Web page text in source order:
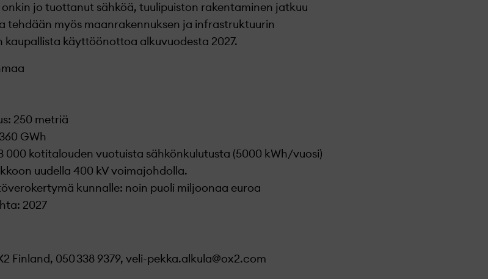
jo tuottanut sähköä, tuulipuiston rakentaminen jatkuu
tehdään myös maanrakennuksen ja infrastruktuurin
käyttöönottoa alkuvuodesta 2027.
250 metriä
GWh
000 kotitalouden vuotuista sähkönkulutusta (5000 kWh/vuosi)
uudella 400 kV voimajohdolla.
kunnalle: noin puoli miljoonaa euroa
2027
Finland, 050 338 9379, veli-pekka.alkula@ox2.com